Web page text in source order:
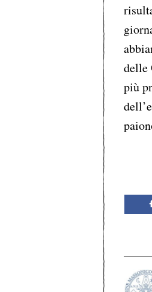
delle
più